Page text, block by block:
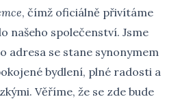
, čímž oficiálně přivítáme
našeho společenství. Jsme
adresa se stane synonymem
bydlení, plné radosti a
Věříme, že se zde bude